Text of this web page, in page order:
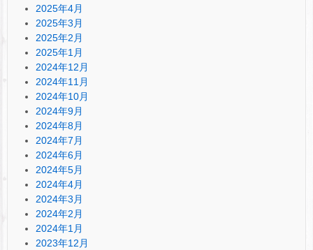
2025年4月
2025年3月
2025年2月
2025年1月
2024年12月
2024年11月
2024年10月
2024年9月
2024年8月
2024年7月
2024年6月
2024年5月
2024年4月
2024年3月
2024年2月
2024年1月
2023年12月